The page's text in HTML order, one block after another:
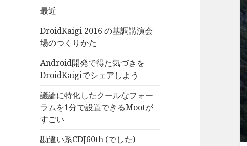
最近
DroidKaigi 2016 の基調講演会
場のつくりかた
Android開発で得た気づきを
DroidKaigiでシェアしよう
議論に特化したクールなフォー
ラムを1分で設置できるMootが
すごい
勘違い系CDJ60th (でした)